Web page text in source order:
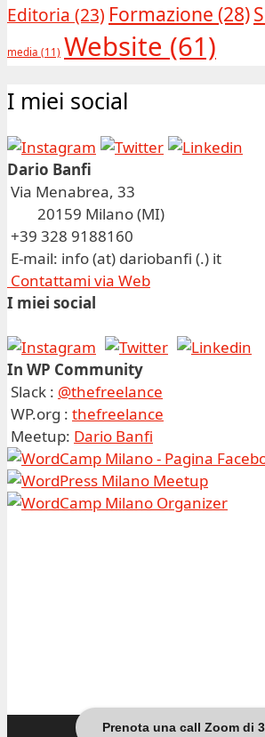
Prenota una call Zoom di
Editoria (23) Formazione (28)
media (11) Website (61)
I miei social
Dario Banfi
Via Menabrea, 33
20159 Milano (MI)
+39 328 9188160
E-mail: info (at) dariobanfi (.) it
Contattami via Web
I miei social
In WP Community
Slack : @thefreelance
WP.org : thefreelance
Meetup: Dario Banfi